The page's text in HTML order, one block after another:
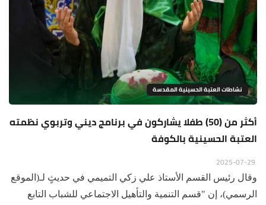
نشاطات العتبة الحسينية المقدسة
أكثر من (50) طفلا يشاركون في برنامج ديني وتربوي نظمته
العتبة الحسينية بالكوفة
وقال رئيس القسم الأستاذ علي زكي التميمي في حديثٍ لـ(الموقع
الرسمي)، إن "قسم التنمية والتأهيل الاجتماعي للشباب التابع